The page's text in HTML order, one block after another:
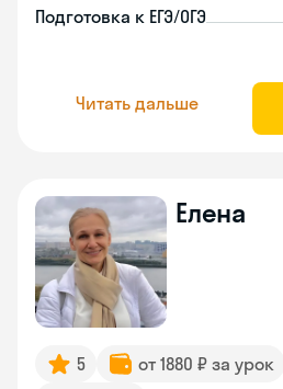
Подготовка к ЕГЭ/ОГЭ
Читать дальше
Елена
5 от 1880 ₽ за урок